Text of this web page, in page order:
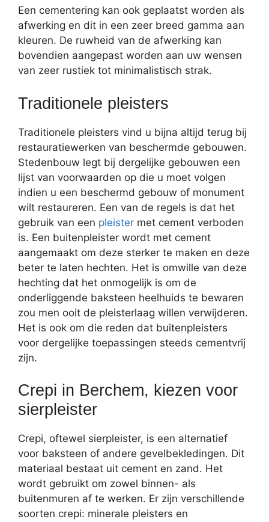
Een cementering kan ook geplaatst worden als
afwerking en dit in een zeer breed gamma aan
kleuren. De ruwheid van de afwerking kan
bovendien aangepast worden aan uw wensen
van zeer rustiek tot minimalistisch strak.
Traditionele pleisters
Traditionele pleisters vind u bijna altijd terug bij
restauratiewerken van beschermde gebouwen.
Stedenbouw legt bij dergelijke gebouwen een
lijst van voorwaarden op die u moet volgen
indien u een beschermd gebouw of monument
wilt restaureren. Een van de regels is dat het
gebruik van een pleister met cement verboden
is. Een buitenpleister wordt met cement
aangemaakt om deze sterker te maken en deze
beter te laten hechten. Het is omwille van deze
hechting dat het onmogelijk is om de
onderliggende baksteen heelhuids te bewaren
zou men ooit de pleisterlaag willen verwijderen.
Het is ook om die reden dat buitenpleisters
voor dergelijke toepassingen steeds cementvrij
zijn.
Crepi in Berchem, kiezen voor
sierpleister
Crepi, oftewel sierpleister, is een alternatief
voor baksteen of andere gevelbekledingen. Dit
materiaal bestaat uit cement en zand. Het
wordt gebruikt om zowel binnen- als
buitenmuren af te werken. Er zijn verschillende
soorten crepi: minerale pleisters en